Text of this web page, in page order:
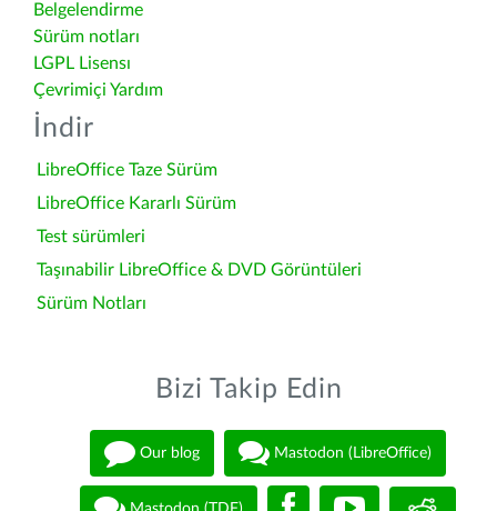
Belgelendirme
Sürüm notları
LGPL Lisensı
Çevrimiçi Yardım
İndir
LibreOffice Taze Sürüm
LibreOffice Kararlı Sürüm
Test sürümleri
Taşınabilir LibreOffice & DVD Görüntüleri
Sürüm Notları
Bizi Takip Edin
Our blog Mastodon (LibreOffice)